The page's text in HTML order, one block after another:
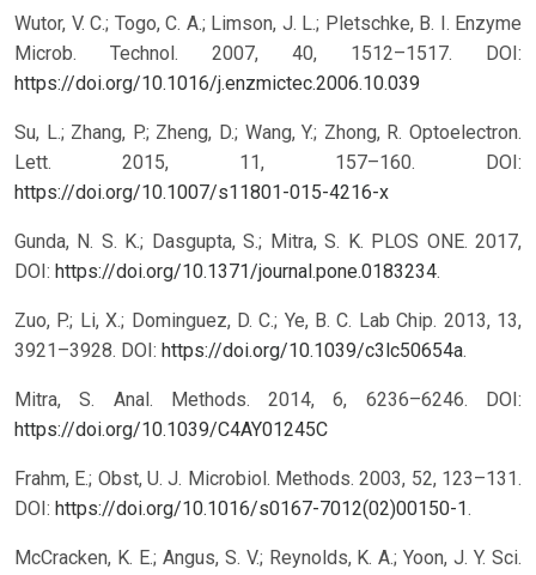
Wutor, V. C.; Togo, C. A.; Limson, J. L.; Pletschke, B. I. Enzyme
Microb. Technol. 2007, 40, 1512–1517.
DOI:
https://doi.org/10.1016/j.enzmictec.2006.10.039
Su, L.; Zhang, P.; Zheng, D.; Wang, Y.; Zhong, R. Optoelectron.
Lett. 2015, 11, 157–160.
DOI:
https://doi.org/10.1007/s11801-015-4216-x
Gunda, N. S. K.; Dasgupta, S.; Mitra, S. K. PLOS ONE. 2017,
DOI: https://doi.org/10.1371/journal.pone.0183234.
Zuo, P.; Li, X.; Dominguez, D. C.; Ye, B. C. Lab Chip. 2013, 13,
3921–3928. DOI: https://doi.org/10.1039/c3lc50654a.
Mitra, S. Anal. Methods. 2014, 6, 6236–6246.
DOI:
https://doi.org/10.1039/C4AY01245C
Frahm, E.; Obst, U. J. Microbiol. Methods. 2003, 52, 123–131.
DOI: https://doi.org/10.1016/s0167-7012(02)00150-1.
McCracken, K. E.; Angus, S. V.; Reynolds, K. A.; Yoon, J. Y. Sci.